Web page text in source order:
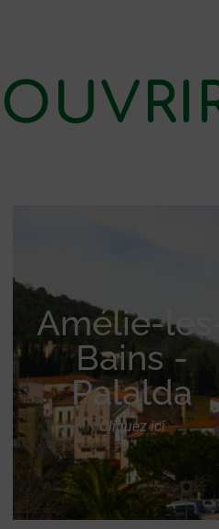
Amélie-les-
Bains -
Palalda
Cliquez ici